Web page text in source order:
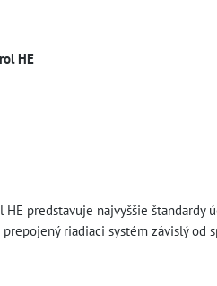
HE
predstavuje najvyššie
riadiaci systém závislý